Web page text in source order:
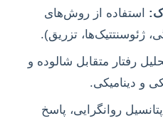
استفاده از روش‌های
ژئوسنتتیک‌ها، تزریق).
رفتار متقابل شالوده و
و دینامیکی.
روانگرایی، پاسخ